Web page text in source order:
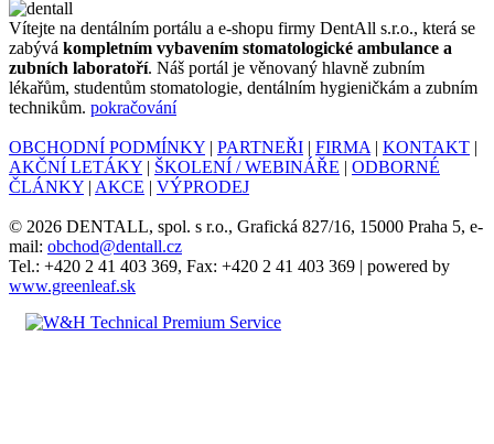
Ví­tejte na dentálním portálu a e-shopu firmy DentAll s.r.o., která se
zabývá kompletním vybavením stomatologické ambulance a
zubních laboratoří. Náš portál je věnovaný hlavně zubním
lékařům, studentům stomatologie, dentálním hygieničkám a zubním
technikům. pokračování
OBCHODNÍ PODMÍNKY PARTNEŘI FIRMA| KONTAKT
AKČNÍ LETÁKY
ŠKOLENÍ / WEBINÁŘE
ODBORNÉ
ČLÁNKY AKCE VÝPRODEJ
© 2026 DENTALL, spol. s r.o., Grafická 827/16, 15000 Praha 5, e-
mail: obchod@dentall.cz
Tel.: +420 2 41 403 369, Fax: +420 2 41 403 369 | powered by
www.greenleaf.sk